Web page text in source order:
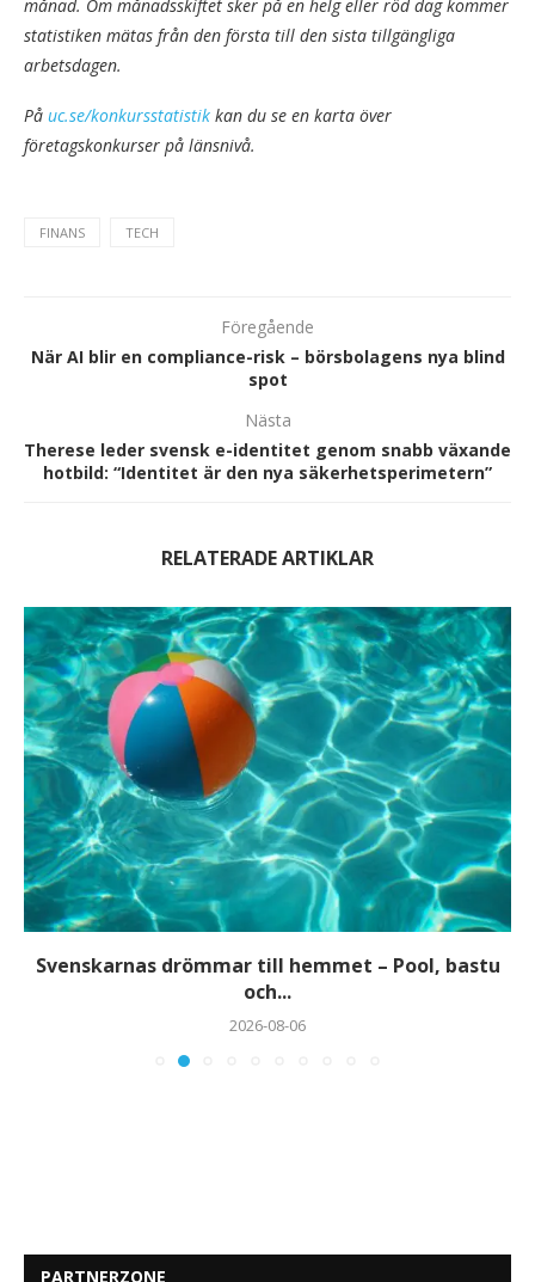
månad. Om månadsskiftet sker på en helg eller röd dag kommer
statistiken mätas från den första till den sista tillgängliga
arbetsdagen.
På uc.se/konkursstatistik kan du se en karta över
företagskonkurser på länsnivå.
FINANS TECH
Föregående
När AI blir en compliance-risk – börsbolagens nya blind
spot
Nästa
Therese leder svensk e-identitet genom snabb växande
hotbild: “Identitet är den nya säkerhetsperimetern”
RELATERADE ARTIKLAR
Svenskarnas drömmar till hemmet – Pool, bastu
och...
2026-08-06
PARTNERZONE